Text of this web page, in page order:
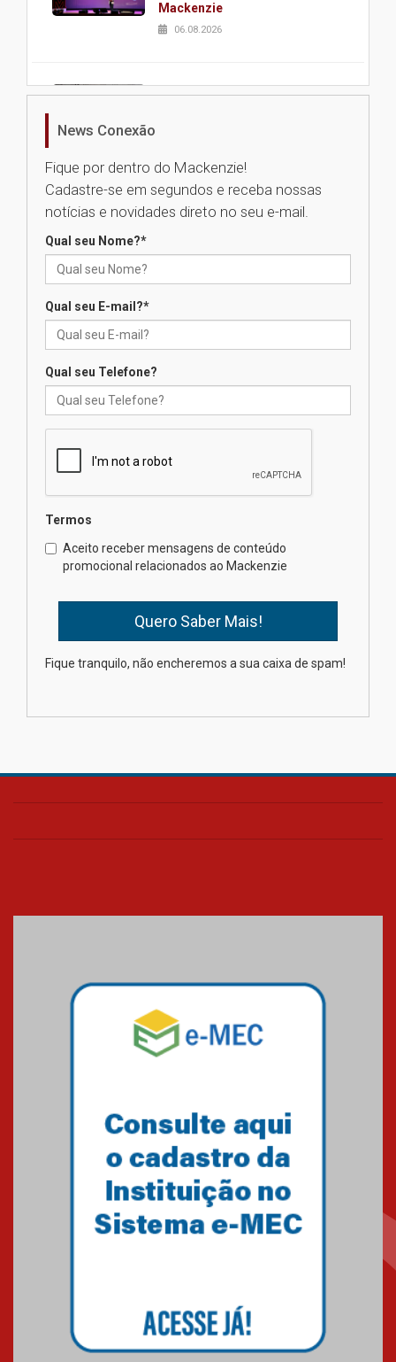
Mackenzie
06.08.2026
Nova apresentação do Centro
Universidade Mackenzie
realizará nova edição da Feira
das novas tecnologias em
calouros do segundo semestre
04.08.2026
Brasília prepara seus
estudantes para o PAS antes
mesmo do Ensino Médio
na educação dos filhos além da
News Conexão
Fique por dentro do Mackenzie!
Cadastre-se em segundos e receba nossas
notícias e novidades direto no seu e-mail.
Qual seu Nome?*
Qual seu E-mail?*
Qual seu Telefone?
Termos
Aceito receber mensagens de conteúdo
promocional relacionados ao Mackenzie
Fique tranquilo, não encheremos a sua caixa de spam!